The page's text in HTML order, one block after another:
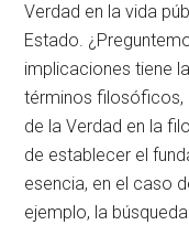
Verdad en la vida
Estado.
implicaciones tiene
términos filosóficos,
de la Verdad en la
de establecer el
esencia, en el caso
ejemplo, la